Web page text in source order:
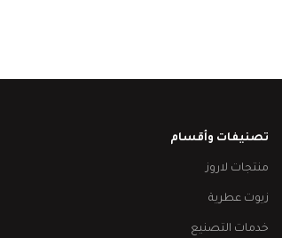
تصنيفات وأقسام
منتجات لاروز
زيوت عطرية
خدمات التصنيع